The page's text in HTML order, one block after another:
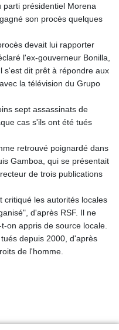
présidentiel Morena
son procès quelques
devait lui rapporter
l'ex-gouverneur Bonilla,
s'est dit prêt à répondre aux
la télévision du Grupo
sept assassinats de
cas s'ils ont été tués
retrouvé poignardé dans
Gamboa, qui se présentait
de trois publications
critiqué les autorités locales
d'après RSF. Il ne
on appris de source locale.
depuis 2000, d'après
de l'homme.